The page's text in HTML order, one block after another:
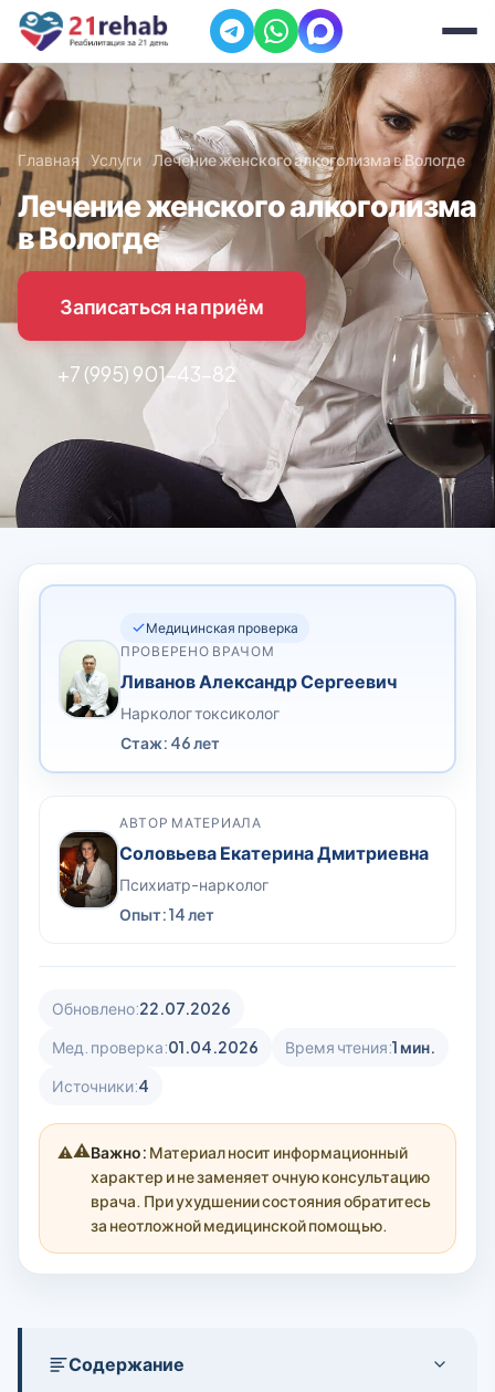
Главная Услуги Лечение женского алкоголизма в Вологде
Лечение женского алкоголизма
в Вологде
Записаться на приём
+7 (995) 901-43-82
Медицинская проверка
ПРОВЕРЕНО ВРАЧОМ
Ливанов Александр Сергеевич
Нарколог токсиколог
Стаж: 46 лет
АВТОР МАТЕРИАЛА
Соловьева Екатерина Дмитриевна
Психиатр-нарколог
Опыт: 14 лет
Обновлено:22.07.2026
Мед. проверка:01.04.2026 Время чтения:1 мин.
Источники:4
⚠️Важно: Материал носит информационный
характер и не заменяет очную консультацию
врача. При ухудшении состояния обратитесь
за неотложной медицинской помощью.
Содержание